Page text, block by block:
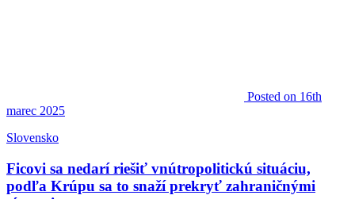
Posted on 16th
marec 2025
Slovensko
Ficovi sa nedarí riešiť vnútropolitickú situáciu,
podľa Krúpu sa to snaží prekryť zahraničnými